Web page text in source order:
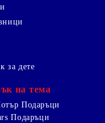
за дете
на тема
Подаръци
Подаръци